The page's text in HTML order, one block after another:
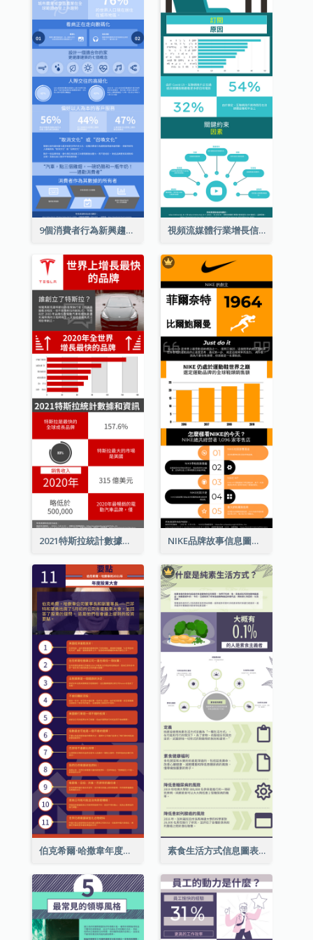
9個消費者行為新興趨勢信息圖表 視頻流媒體行業增長信息圖表
2021特斯拉統計數據和資訊信息圖表 NIKE品牌故事信息圖表
伯克希爾·哈撒韋年度股東大會的11個要點 素食生活方式信息圖表